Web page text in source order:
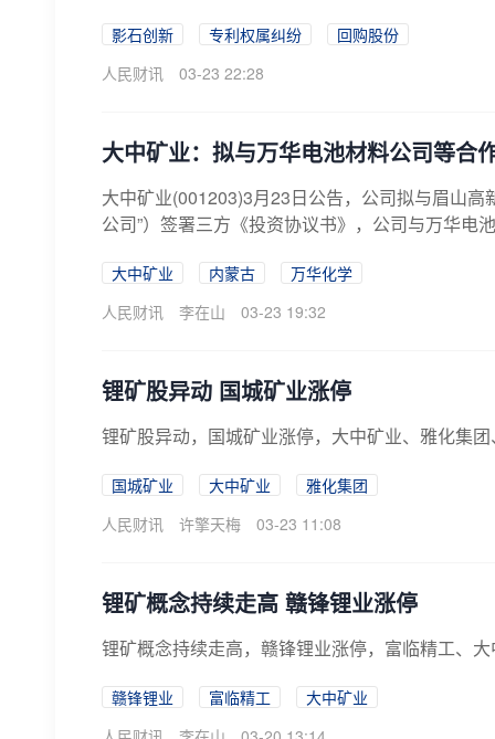
影石创新 专利权属纠纷
回购股份
人民财讯
03-23 22:28
大中矿业：拟与万华电池材料公司等合
大中矿业(001203)3月23日公告，公司拟与眉山
公司”）签署三方《投资协议书》，公司与万华电
大中矿业 内蒙古
万华化学
人民财讯
李在山 03-23 19:32
锂矿股异动 国城矿业涨停
锂矿股异动，国城矿业涨停，大中矿业、雅化集
国城矿业 大中矿业
雅化集团
人民财讯
许擎天梅 03-23 11:08
锂矿概念持续走高 赣锋锂业涨停
锂矿概念持续走高，赣锋锂业涨停，富临精工、
赣锋锂业 富临精工
大中矿业